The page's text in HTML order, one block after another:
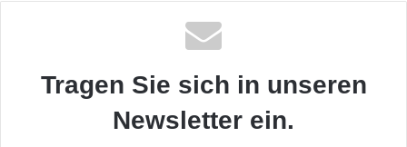
Tragen Sie sich in unseren
Newsletter ein.